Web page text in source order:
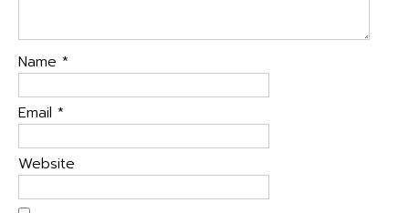
Name *
Email *
Website